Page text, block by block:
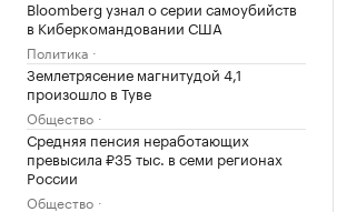
Bloomberg узнал о серии самоубийств
в Киберкомандовании США
Политика
Землетрясение магнитудой 4,1
произошло в Туве
Общество
Средняя пенсия неработающих
превысила ₽35 тыс. в семи регионах
России
Общество